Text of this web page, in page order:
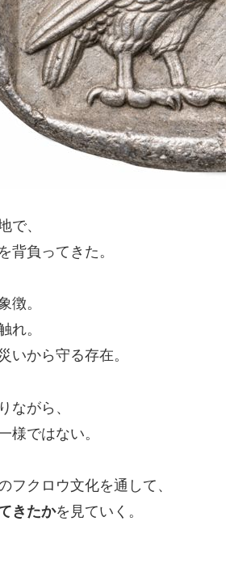
で、
背負ってきた。
徴。
れ。
いから守る存在。
ながら、
様ではない。
フクロウ文化を通して、
きたかを見ていく。